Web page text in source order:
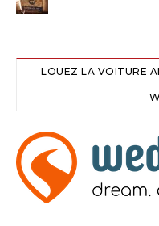
LOUEZ LA VOITURE